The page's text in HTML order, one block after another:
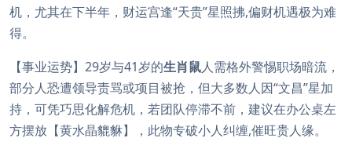
机，尤其在下半年，财运宫逢“天贵”星照拂,偏财机遇极为难
得。
【事业运势】29岁与41岁的生肖鼠人需格外警惕职场暗流，
部分人恐遭领导责骂或项目被抢，但大多数人因“文昌”星加
持，可凭巧思化解危机，若团队停滞不前，建议在办公桌左
方摆放【黄水晶貔貅】，此物专破小人纠缠,催旺贵人缘。